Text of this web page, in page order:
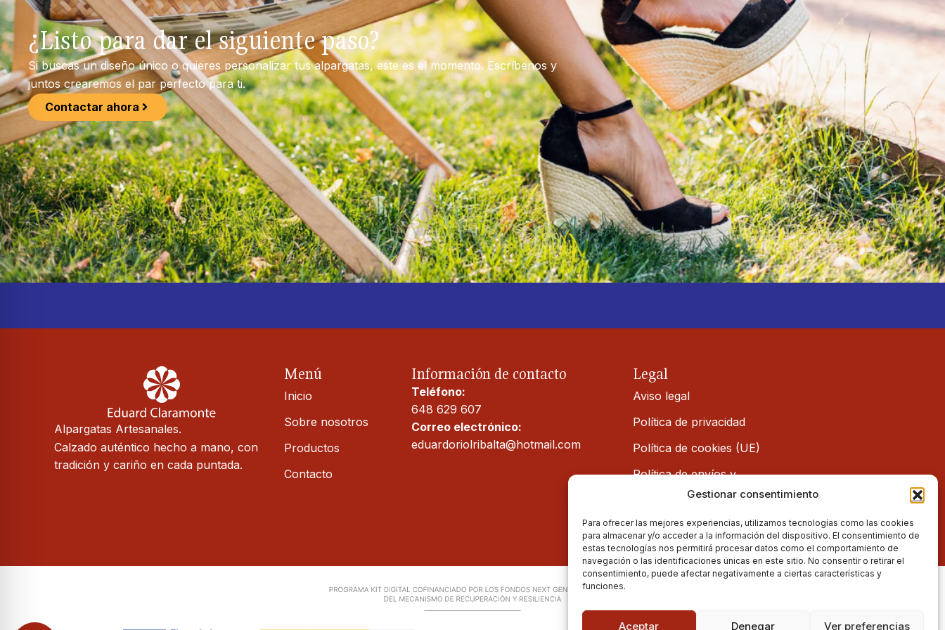
Gestionar consentimiento
Para ofrecer las mejores experiencias, utilizamos tecnologías como las cookies
para almacenar y/o acceder a la información del dispositivo. El consentimiento de
estas tecnologías nos permitirá procesar datos como el comportamiento de
navegación o las identificaciones únicas en este sitio. No consentir o retirar el
consentimiento, puede afectar negativamente a ciertas características y
funciones.
Aceptar Denegar Ver preferencias
¿Listo para dar el siguiente paso?
Si buscas un diseño único o quieres personalizar tus alpargatas, este es el momento. Escríbenos y
juntos crearemos el par perfecto para ti.
Contactar ahora
Alpargatas Artesanales.
Calzado auténtico hecho a mano, con
tradición y cariño en cada puntada.
Menú
Inicio
Sobre nosotros
Productos
Contacto
Información de contacto
Teléfono:
648 629 607
Correo electrónico:
eduardoriolribalta@hotmail.com
Legal
Aviso legal
Política de privacidad
Política de cookies (UE)
Política de envíos y
devoluciones
Accesibilidad